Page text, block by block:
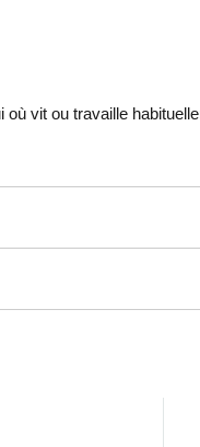
vit ou travaille